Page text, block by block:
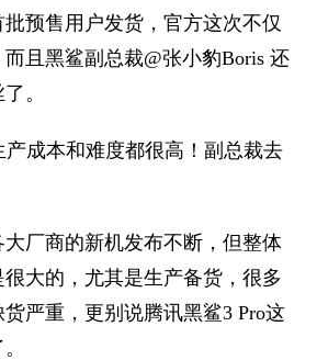
预售用户发货，官方这次不仅
且黑鲨副总裁@张小豹Boris 还
。
厂商的新机发布不断，但整体
大的，尤其是生产备货，很多
严重，更别说腾讯黑鲨3 Pro这